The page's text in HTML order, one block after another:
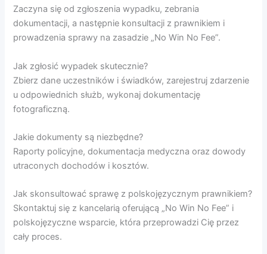
Zaczyna się od zgłoszenia wypadku, zebrania
dokumentacji, a następnie konsultacji z prawnikiem i
prowadzenia sprawy na zasadzie „No Win No Fee”.
Jak zgłosić wypadek skutecznie?
Zbierz dane uczestników i świadków, zarejestruj zdarzenie
u odpowiednich służb, wykonaj dokumentację
fotograficzną.
Jakie dokumenty są niezbędne?
Raporty policyjne, dokumentacja medyczna oraz dowody
utraconych dochodów i kosztów.
Jak skonsultować sprawę z polskojęzycznym prawnikiem?
Skontaktuj się z kancelarią oferującą „No Win No Fee” i
polskojęzyczne wsparcie, która przeprowadzi Cię przez
cały proces.